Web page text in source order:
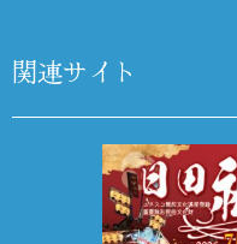
関連サイト